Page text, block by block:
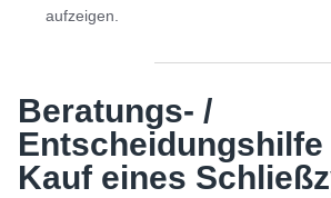
aufzeigen.
Beratungs- /
Entscheidungshilfe
Kauf eines